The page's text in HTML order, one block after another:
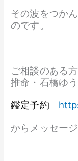
その波をつか
のです。
ご相談のある
推命・石橋ゆ
鑑定予約
からメッセー